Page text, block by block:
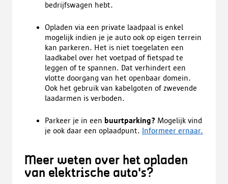
bedrijfswagen hebt.
Opladen via een private laadpaal is enkel
mogelijk indien je je auto ook op eigen terrein
kan parkeren. Het is niet toegelaten een
laadkabel over het voetpad of fietspad te
leggen of te spannen. Dat verhindert een
vlotte doorgang van het openbaar domein.
Ook het gebruik van kabelgoten of zwevende
laadarmen is verboden.
Parkeer je in een buurtparking? Mogelijk vind
je ook daar een oplaadpunt. Informeer ernaar.
Meer weten over het opladen
van elektrische auto's?